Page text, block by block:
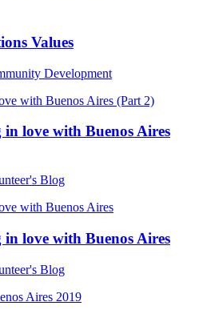
Values
Development
love with Buenos Aires
Blog
love with Buenos Aires
Blog